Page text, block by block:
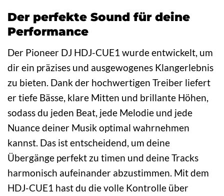
Der perfekte Sound für deine
Performance
Der Pioneer DJ HDJ-CUE1 wurde entwickelt, um
dir ein präzises und ausgewogenes Klangerlebnis
zu bieten. Dank der hochwertigen Treiber liefert
er tiefe Bässe, klare Mitten und brillante Höhen,
sodass du jeden Beat, jede Melodie und jede
Nuance deiner Musik optimal wahrnehmen
kannst. Das ist entscheidend, um deine
Übergänge perfekt zu timen und deine Tracks
harmonisch aufeinander abzustimmen. Mit dem
HDJ-CUE1 hast du die volle Kontrolle über